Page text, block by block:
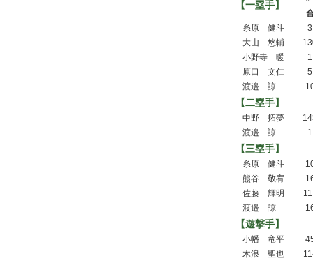
【一塁手】
糸原 健斗
3
大山 悠輔
小野寺 暖
1
原口 文仁
5
渡邉 諒
【二塁手】
中野 拓夢
渡邉 諒
1
【三塁手】
糸原 健斗
熊谷 敬宥
佐藤 輝明
渡邉 諒
【遊撃手】
小幡 竜平
木浪 聖也